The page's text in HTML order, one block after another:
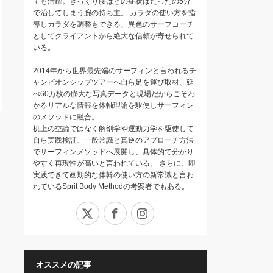
で治してしまう腕の持ち主。 カラダの使い方を指
導しカラダを調整もできる、異色のサーフコーチ
としてクライアントから絶大な信頼が寄せられて
いる。
2014年から世界最先端のサーフィンと言われるチ
ャンピオンシップツアーへ自ら足を運び取材、延
べ60万枚の膨大な写真データと現場だからこそわ
かるリアルな情報を体軸理論を駆使しサーフィン
のメソッドに融合。
机上の空論ではなく解剖学や運動力学を駆使して
自ら実践検証、一般常識と真逆のアプローチ方法
でサーフィンメソッドへ展開し、具体的で分かり
やすく再現性が高いと言われている。 さらに、即
実践できて画期的な体幹の使い方の新常識と言わ
れているSprit Body Methodの考案者でもある。
Facebook
オススメの記事